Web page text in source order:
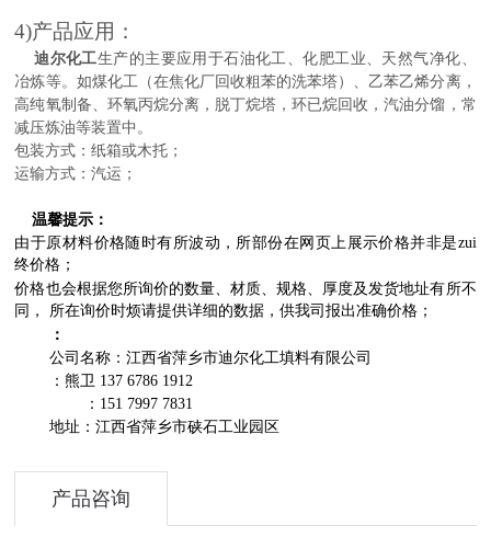
4)产品应用：
迪尔化工生产的主要应用于石油化工、化肥工业、天然气净化、
冶炼等。如煤化工（在焦化厂回收粗苯的洗苯塔）、乙苯乙烯分离，
高纯氧制备、环氧丙烷分离，脱丁烷塔，环已烷回收，汽油分馏，常
减压炼油等装置中。
包装方式：纸箱或木托；
运输方式：汽运；
温馨提示：
由于原材料价格随时有所波动，所部份在网页上展示价格并非是zui
终价格；
价格也会根据您所询价的数量、材质、规格、厚度及发货地址有所不
同， 所在询价时烦请提供详细的数据，供我司报出准确价格；
：
公司名称：江西省萍乡市迪尔化工填料有限公司
：熊卫 137 6786 1912
：151 7997 7831
地址：江西省萍乡市硖石工业园区
产品咨询